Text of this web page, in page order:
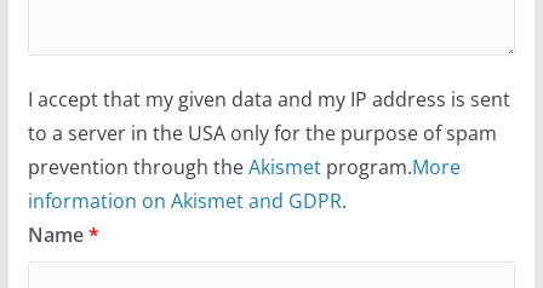
I accept that my given data and my IP address is sent
to a server in the USA only for the purpose of spam
prevention through theAkismetprogram.More
information on Akismet and GDPR.
Name*